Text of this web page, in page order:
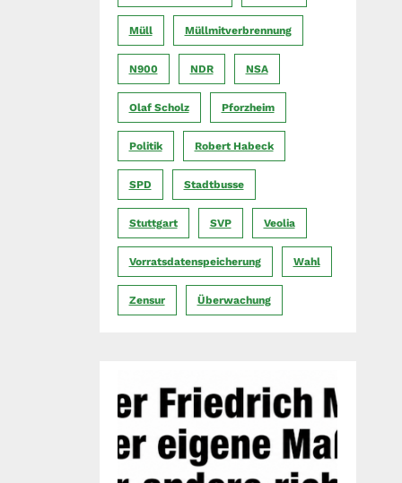
Müll Müllmitverbrennung
N900 NDR NSA
Olaf Scholz Pforzheim
Politik Robert Habeck
SPD Stadtbusse
Stuttgart SVP Veolia
Vorratsdatenspeicherung Wahl
Zensur Überwachung